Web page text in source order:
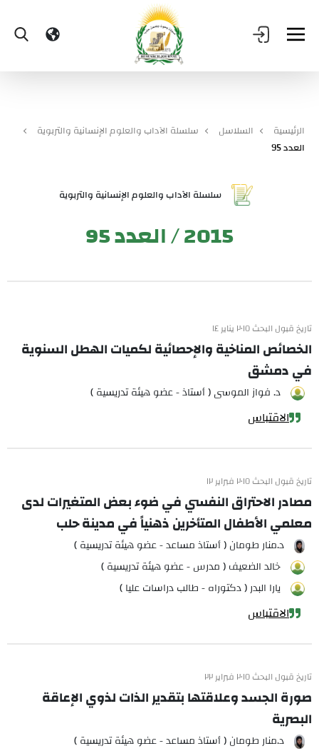
الرئيسية السلاسل
سلسلة الآداب والعلوم الإنسانية والتربوية
العدد 95
سلسلة الآداب والعلوم الإنسانية والتربوية
2015 / العدد 95
تاريخ قبول البحث ٢٠١٥ يناير ١٤
الخصائص المناخية والإحصائية لكميات الهطل السنوية
في دمشق
د. فواز الموسى ( أستاذ - عضو هيئة تدريسية )
الاقتباس
تاريخ قبول البحث ٢٠١٥ فبراير ١٢
مصادر الاحتراق النفسي في ضوء بعض المتغيرات لدى
معلمي الأطفال المتأخرين ذهنياً في مدينة حلب
د.منار طومان ( أستاذ مساعد - عضو هيئة تدريسية )
خالد الضعيف ( مدرس - عضو هيئة تدريسية )
يارا البدر ( دكتوراه - طالب دراسات عليا )
الاقتباس
تاريخ قبول البحث ٢٠١٥ فبراير ٢٢
صورة الجسد وعلاقتها بتقدير الذات لذوي الإعاقة
البصرية
د.منار طومان ( أستاذ مساعد - عضو هيئة تدريسية )